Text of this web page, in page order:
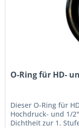
O-Ring für HD-
Dieser O-Ring für
Hochdruck- und 1/
Dichtheit zur 1.